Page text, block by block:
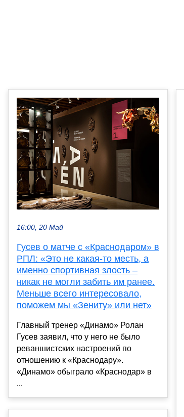
16:00, 20 Май
Гусев о матче с «Краснодаром» в
РПЛ: «Это не какая-то месть, а
именно спортивная злость –
никак не могли забить им ранее.
Меньше всего интересовало,
поможем мы «Зениту» или нет»
Главный тренер «Динамо» Ролан
Гусев заявил, что у него не было
реваншистских настроений по
отношению к «Краснодару».
«Динамо» обыграло «Краснодар» в
...